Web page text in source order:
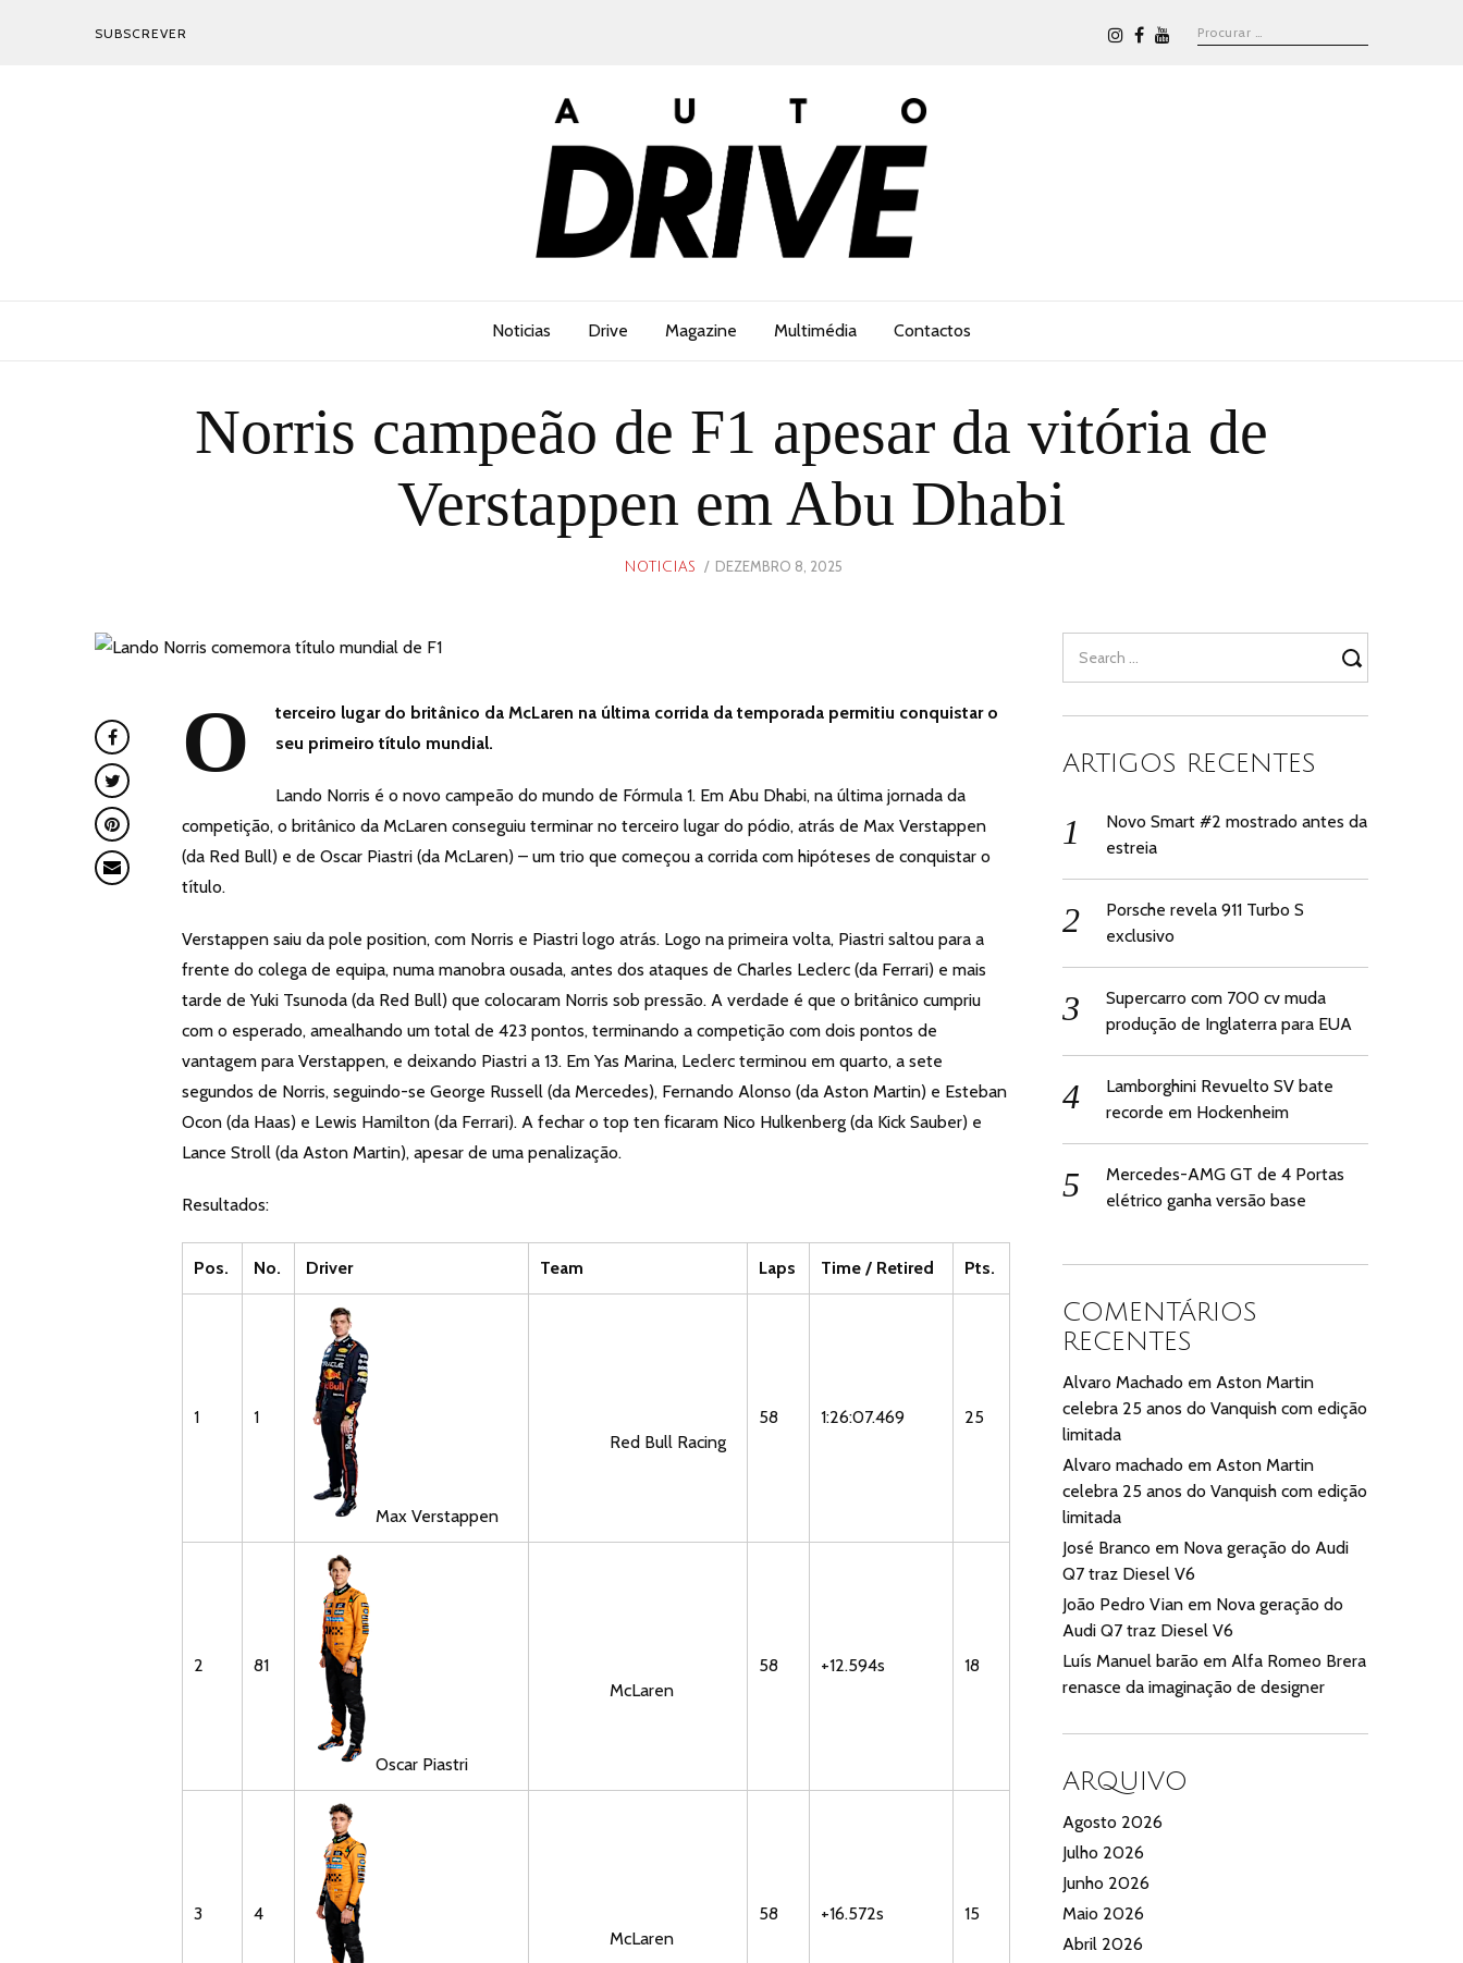
SUBSCREVER
Noticias Drive Magazine Multimédia Contactos
Norris campeão de F1 apesar da vitória de
Verstappen em Abu Dhabi
NOTICIAS
POSTED
DEZEMBRO 8, 2025
O
terceiro lugar do britânico da McLaren na última corrida da temporada permitiu conquistar o
seu primeiro título mundial.
Lando Norris é o novo campeão do mundo de Fórmula 1. Em Abu Dhabi, na última jornada da
competição, o britânico da McLaren conseguiu terminar no terceiro lugar do pódio, atrás de Max Verstappen
(da Red Bull) e de Oscar Piastri (da McLaren) – um trio que começou a corrida com hipóteses de conquistar o
título.
Verstappen saiu da pole position, com Norris e Piastri logo atrás. Logo na primeira volta, Piastri saltou para a
frente do colega de equipa, numa manobra ousada, antes dos ataques de Charles Leclerc (da Ferrari) e mais
tarde de Yuki Tsunoda (da Red Bull) que colocaram Norris sob pressão. A verdade é que o britânico cumpriu
com o esperado, amealhando um total de 423 pontos, terminando a competição com dois pontos de
vantagem para Verstappen, e deixando Piastri a 13. Em Yas Marina, Leclerc terminou em quarto, a sete
segundos de Norris, seguindo-se George Russell (da Mercedes), Fernando Alonso (da Aston Martin) e Esteban
Ocon (da Haas) e Lewis Hamilton (da Ferrari). A fechar o top ten ficaram Nico Hulkenberg (da Kick Sauber) e
Lance Stroll (da Aston Martin), apesar de uma penalização.
Resultados:
Pos. No. Driver Team Laps Time / Retired Pts.
1 1
Max Verstappen
Red Bull Racing
58 1:26:07.469 25
2 81
Oscar Piastri
McLaren
58 +12.594s 18
3 4
McLaren
58 +16.572s 15
for:
ARTIGOS RECENTES
Novo Smart #2 mostrado antes da
estreia
Porsche revela 911 Turbo S
exclusivo
Supercarro com 700 cv muda
produção de Inglaterra para EUA
Lamborghini Revuelto SV bate
recorde em Hockenheim
Mercedes-AMG GT de 4 Portas
elétrico ganha versão base
COMENTÁRIOS
RECENTES
Alvaro Machado emAston Martin
celebra 25 anos do Vanquish com edição
limitada
Alvaro machado emAston Martin
celebra 25 anos do Vanquish com edição
limitada
José Branco em Nova geração do Audi
Q7 traz Diesel V6
João Pedro Vian em Nova geração do
Audi Q7 traz Diesel V6
Luís Manuel barão emAlfa Romeo Brera
renasce da imaginação de designer
ARQUIVO
Agosto 2026
Julho 2026
Junho 2026
Maio 2026
Abril 2026